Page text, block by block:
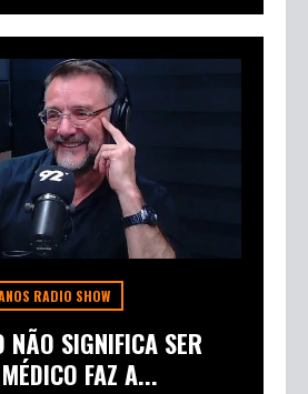
RADIO SHOW
NÃO SIGNIFICA SER
FAZ A...